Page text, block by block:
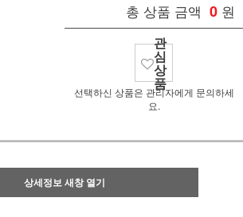
총 상품 금액 0 원
관
심
상
품
선택하신 상품은 관리자에게 문의하세
요.
상세정보 새창 열기